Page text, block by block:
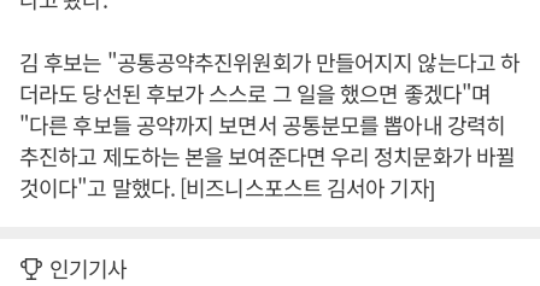
김 후보는 "공통공약추진위원회가 만들어지지 않는다고 하
더라도 당선된 후보가 스스로 그 일을 했으면 좋겠다"며
"다른 후보들 공약까지 보면서 공통분모를 뽑아내 강력히
추진하고 제도하는 본을 보여준다면 우리 정치문화가 바뀔
것이다"고 말했다. [비즈니스포스트 김서아 기자]
인기기사